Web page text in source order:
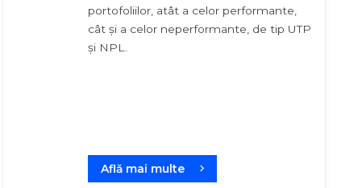
portofoliilor, atât a celor performante,
cât și a celor neperformante, de tip UTP
și NPL.
Află mai multe